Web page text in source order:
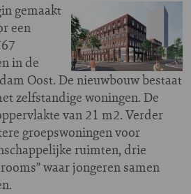
gemaakt
een
in de
Oost. De nieuwbouw bestaat
zelfstandige woningen. De
van 21 m2. Verder
groepswoningen voor
ruimten, drie
waar jongeren samen